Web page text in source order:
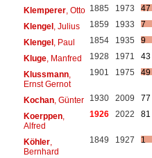
Klemperer, Otto 1885 1973
47
Klengel, Julius 1859 1933
7
Klengel, Paul 1854 1935
9
Kluge, Manfred 1928 1971
43
Klussmann,
Ernst Gernot
1901 1975 49
Kochan, Günter 1930 2009
77
Koerppen,
Alfred
1926 2022 81
Köhler,
Bernhard
1849 1927 1